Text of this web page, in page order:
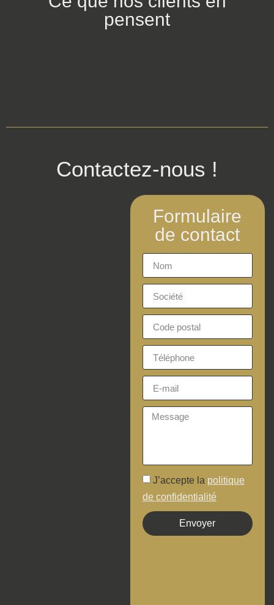
pensent
Contactez-nous !
Formulaire
de contact
J’accepte la politique
de confidentialité
Envoyer